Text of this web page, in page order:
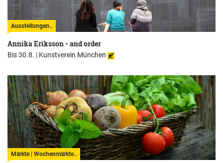
Ausstellungen..
Annika Eriksson - and order
Bis 30.8. | Kunstverein München
Märkte | Wochenmärkte..